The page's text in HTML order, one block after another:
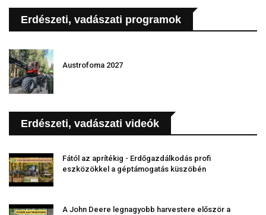
Erdészeti, vadászati programok
Austrofoma 2027
Erdészeti, vadászati videók
Fától az aprítékig - Erdőgazdálkodás profi
eszközökkel a géptámogatás küszöbén
A John Deere legnagyobb harvestere először a